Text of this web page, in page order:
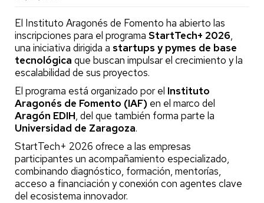
El Instituto Aragonés de Fomento ha abierto las
inscripciones para el programa StartTech+ 2026,
una iniciativa dirigida a startups y pymes de base
tecnológica que buscan impulsar el crecimiento y la
escalabilidad de sus proyectos.
El programa está organizado por el Instituto
Aragonés de Fomento (IAF) en el marco del
Aragón EDIH, del que también forma parte la
Universidad de Zaragoza.
StartTech+ 2026 ofrece a las empresas
participantes un acompañamiento especializado,
combinando diagnóstico, formación, mentorías,
acceso a financiación y conexión con agentes clave
del ecosistema innovador.